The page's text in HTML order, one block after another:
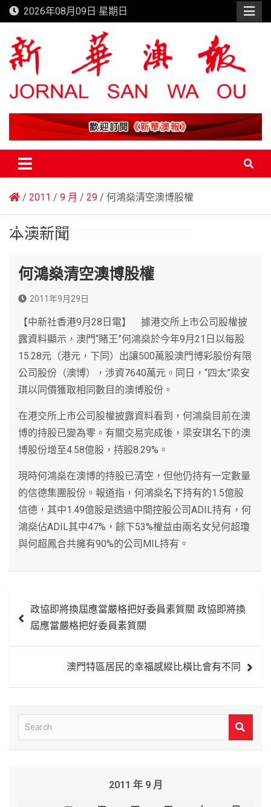
Skip
to
content
2026年08月09日 星期日
新華澳報
2011 9 月 29 何鴻燊清空澳博股權
本澳新聞
何鴻燊清空澳博股權
2011年9月29日
【中新社香港9月28日電】 據港交所上市公司股權披
露資料顯示，澳門“賭王”何鴻燊於今年9月21日以每股
15.28元（港元，下同）出讓500萬股澳門博彩股份有限
公司股份（澳博），涉資7640萬元。同日，“四太”梁安
琪以同價獲取相同數目的澳博股份。
在港交所上市公司股權披露資料看到，何鴻燊目前在澳
博的持股已變為零。有關交易完成後，梁安琪名下的澳
博股份增至4.58億股，持股8.29%。
現時何鴻燊在澳博的持股已清空，但他仍持有一定數量
的信德集團股份。報道指，何鴻燊名下持有的1.5億股
信德，其中1.49億股是透過中間控股公司ADIL持有，何
鴻燊佔ADIL其中47%，餘下53%權益由兩名女兒何超瓊
與何超鳳合共擁有90%的公司MIL持有。
章 政協即將換屆應當嚴格把好委員素質關 政協即將換
屆應當嚴格把好委員素質關
澳門特區居民的幸福感縱比橫比會有不同
e
2011 年 9 月